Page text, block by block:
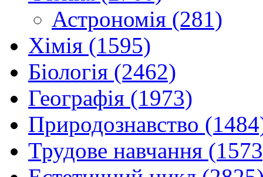
Астрономія (281)
Хімія (1595)
Біологія (2462)
Географія (1973)
Природознавство
Трудове навчання